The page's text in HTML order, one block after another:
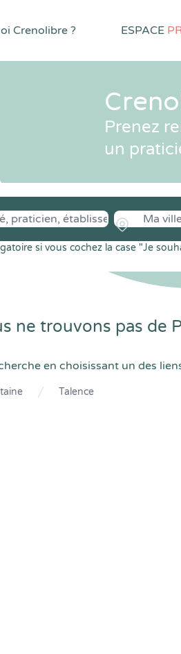
Crenolibre ? ESPACE
Prenez
un
si vous cochez la case "Je
ne trouvons pas de
en choisissant un des
Talence